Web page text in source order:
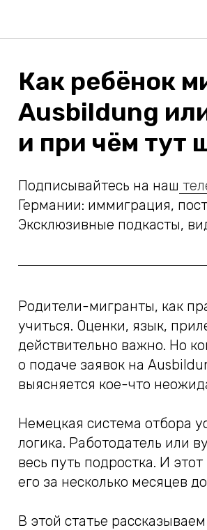
Как ребёнок
Ausbildung
и при чём тут
Подписывайтесь на наш
Германии: иммиграция,
Эксклюзивные подкасты,
Родители-мигранты, как
учиться. Оценки, язык,
действительно важно. Но
о подаче заявок на
выясняется кое-что
Немецкая система отбора
логика. Работодатель или
весь путь подростка. И
его за несколько месяцев
В этой статье